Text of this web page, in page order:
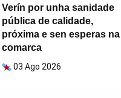
Verín por unha sanidade
pública de calidade,
próxima e sen esperas na
comarca
03 Ago 2026